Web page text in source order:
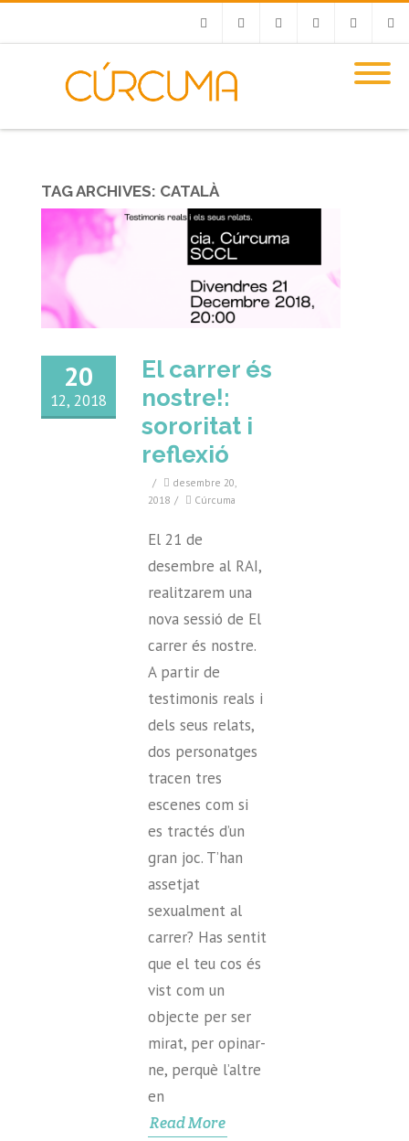
Email RSS
TAG ARCHIVES: CATALÀ
20
12, 2018
El carrer és
nostre!:
sororitat i
reflexió
/
desembre 20,
2018 / Cúrcuma
El 21 de
desembre al RAI,
realitzarem una
nova sessió de El
carrer és nostre.
A partir de
testimonis reals i
dels seus relats,
dos personatges
tracen tres
escenes com si
es tractés d’un
gran joc. T’han
assetjat
sexualment al
carrer? Has sentit
que el teu cos és
vist com un
objecte per ser
mirat, per opinar-
ne, perquè l’altre
en
Read More